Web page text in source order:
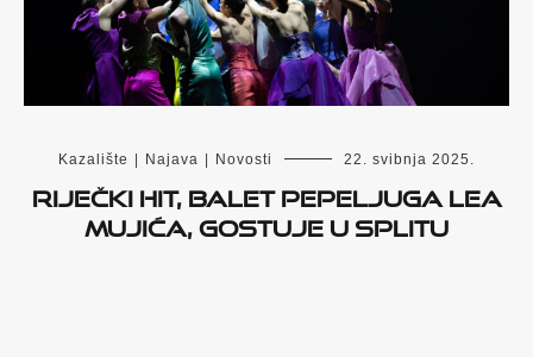
Kazalište Najava Novosti 22. svibnja 2025.
Riječki hit, balet Pepeljuga Lea
Mujića, gostuje u Splitu